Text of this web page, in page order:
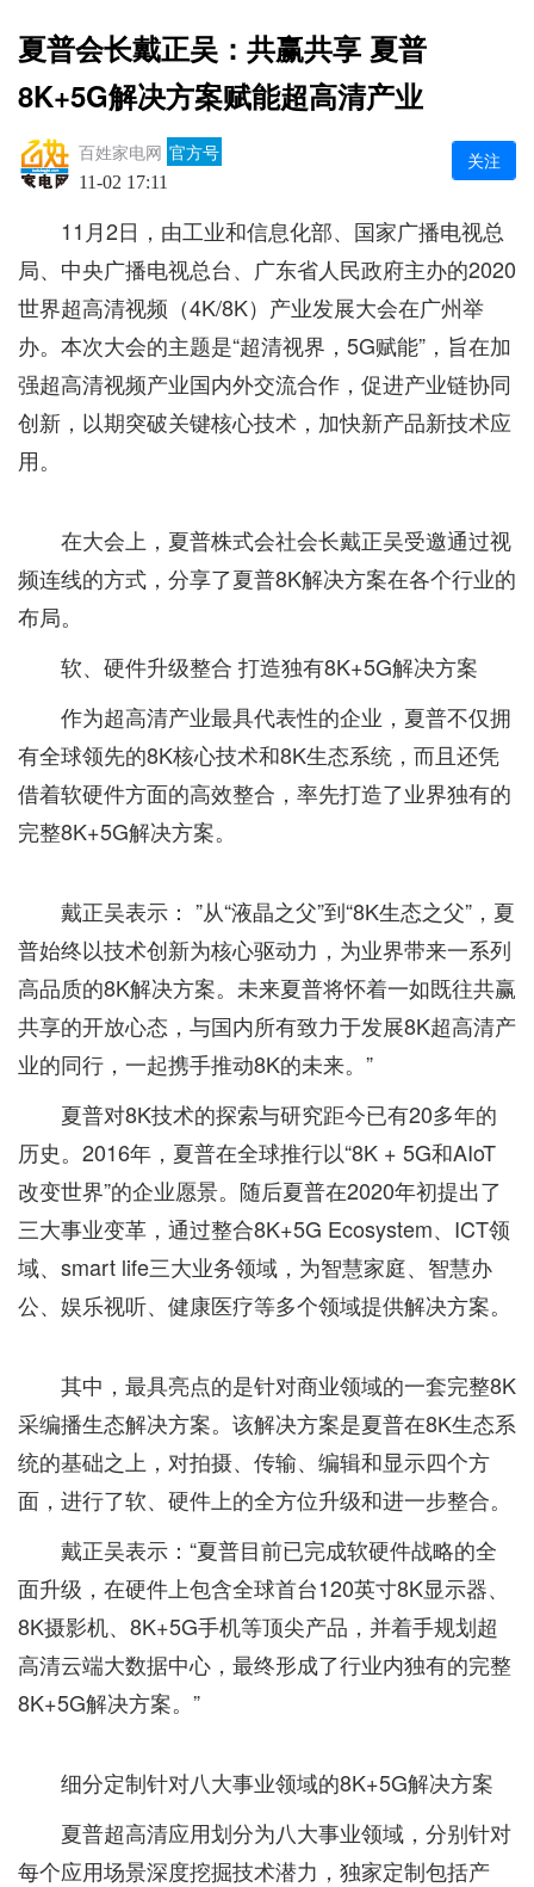
夏普会长戴正吴：共赢共享 夏普
8K+5G解决方案赋能超高清产业
百姓家电网 官方号
11-02 17:11
关注
11月2日，由工业和信息化部、国家广播电视总
局、中央广播电视总台、广东省人民政府主办的2020
世界超高清视频（4K/8K）产业发展大会在广州举
办。本次大会的主题是“超清视界，5G赋能”，旨在加
强超高清视频产业国内外交流合作，促进产业链协同
创新，以期突破关键核心技术，加快新产品新技术应
用。
在大会上，夏普株式会社会长戴正吴受邀通过视
频连线的方式，分享了夏普8K解决方案在各个行业的
布局。
软、硬件升级整合 打造独有8K+5G解决方案
作为超高清产业最具代表性的企业，夏普不仅拥
有全球领先的8K核心技术和8K生态系统，而且还凭
借着软硬件方面的高效整合，率先打造了业界独有的
完整8K+5G解决方案。
戴正吴表示： ”从“液晶之父”到“8K生态之父”，夏
普始终以技术创新为核心驱动力，为业界带来一系列
高品质的8K解决方案。未来夏普将怀着一如既往共赢
共享的开放心态，与国内所有致力于发展8K超高清产
业的同行，一起携手推动8K的未来。”
夏普对8K技术的探索与研究距今已有20多年的
历史。2016年，夏普在全球推行以“8K + 5G和AIoT
改变世界”的企业愿景。随后夏普在2020年初提出了
三大事业变革，通过整合8K+5G Ecosystem、ICT领
域、smart life三大业务领域，为智慧家庭、智慧办
公、娱乐视听、健康医疗等多个领域提供解决方案。
其中，最具亮点的是针对商业领域的一套完整8K
采编播生态解决方案。该解决方案是夏普在8K生态系
统的基础之上，对拍摄、传输、编辑和显示四个方
面，进行了软、硬件上的全方位升级和进一步整合。
戴正吴表示：“夏普目前已完成软硬件战略的全
面升级，在硬件上包含全球首台120英寸8K显示器、
8K摄影机、8K+5G手机等顶尖产品，并着手规划超
高清云端大数据中心，最终形成了行业内独有的完整
8K+5G解决方案。”
细分定制针对八大事业领域的8K+5G解决方案
夏普超高清应用划分为八大事业领域，分别针对
每个应用场景深度挖掘技术潜力，独家定制包括产